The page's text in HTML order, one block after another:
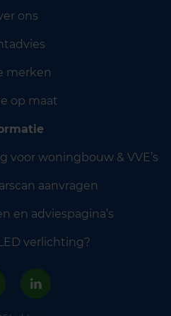
ons
merken
op maat
voor woningbouw & VVE’s
aanvragen
en adviespagina’s
verlichting?